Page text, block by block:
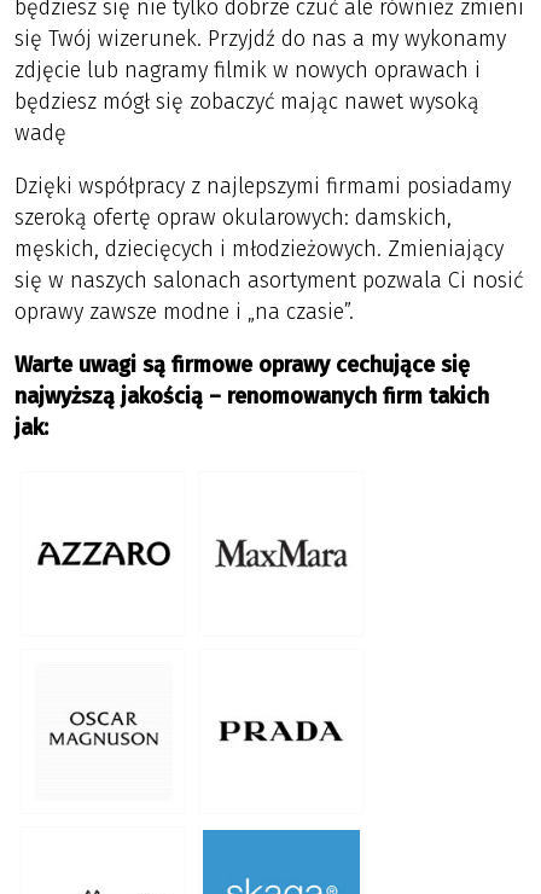
będziesz się nie tylko dobrze czuć ale również zmieni
się Twój wizerunek. Przyjdź do nas a my wykonamy
zdjęcie lub nagramy filmik w nowych oprawach i
będziesz mógł się zobaczyć mając nawet wysoką
wadę
Dzięki współpracy z najlepszymi firmami posiadamy
szeroką ofertę opraw okularowych: damskich,
męskich, dziecięcych i młodzieżowych. Zmieniający
się w naszych salonach asortyment pozwala Ci nosić
oprawy zawsze modne i „na czasie”.
Warte uwagi są firmowe oprawy cechujące się
najwyższą jakością – renomowanych firm takich
jak: